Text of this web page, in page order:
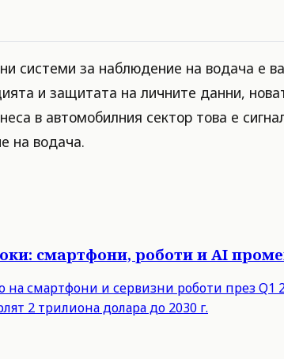
за наблюдение на водача е
и защитата на личните данни,
в автомобилния сектор това е
на водача.
смартфони, роботи и AI
на смартфони и сервизни роботи през
2 трилиона долара до 2030 г.